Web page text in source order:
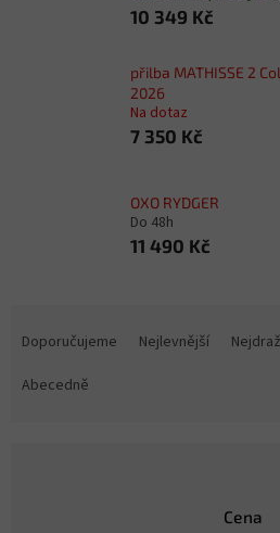
10 349 Kč
přilba MATHISSE 2
2026
Na dotaz
7 350 Kč
OXO RYDGER
Do 48h
11 490 Kč
Doporučujeme Nejlevnější
Abecedně
Cena